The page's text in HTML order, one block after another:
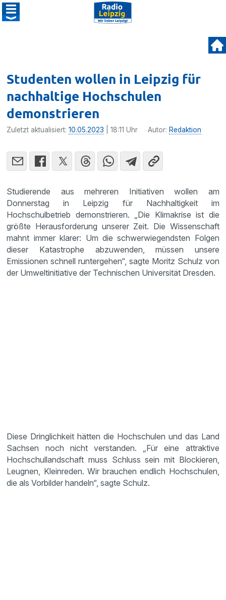
Studenten wollen in Leipzig für
nachhaltige Hochschulen
demonstrieren
Zuletzt aktualisiert:10.05.2023 | 18:11 Uhr Autor: Redaktion
Studierende aus mehreren Initiativen wollen am
Donnerstag in Leipzig für Nachhaltigkeit im
Hochschulbetrieb demonstrieren. „Die Klimakrise ist die
größte Herausforderung unserer Zeit. Die Wissenschaft
mahnt immer klarer: Um die schwerwiegendsten Folgen
dieser Katastrophe abzuwenden, müssen unsere
Emissionen schnell runtergehen“, sagte Moritz Schulz von
der Umweltinitiative der Technischen Universität Dresden.
Diese Dringlichkeit hätten die Hochschulen und das Land
Sachsen noch nicht verstanden. „Für eine attraktive
Hochschullandschaft muss Schluss sein mit Blockieren,
Leugnen, Kleinreden. Wir brauchen endlich Hochschulen,
die als Vorbilder handeln“, sagte Schulz.